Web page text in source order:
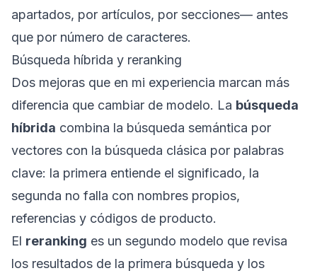
apartados, por artículos, por secciones— antes
que por número de caracteres.
Búsqueda híbrida y reranking
Dos mejoras que en mi experiencia marcan más
diferencia que cambiar de modelo. La búsqueda
híbrida combina la búsqueda semántica por
vectores con la búsqueda clásica por palabras
clave: la primera entiende el significado, la
segunda no falla con nombres propios,
referencias y códigos de producto.
El reranking es un segundo modelo que revisa
los resultados de la primera búsqueda y los